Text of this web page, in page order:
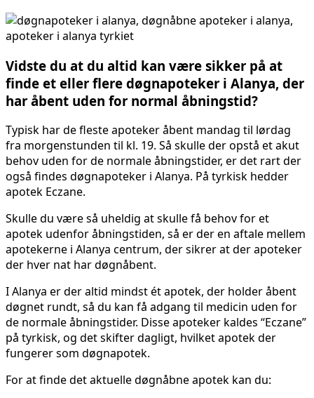
Vidste du at du altid kan være sikker på at
finde et eller flere døgnapoteker i Alanya, der
har åbent uden for normal åbningstid?
Typisk har de fleste apoteker åbent mandag til lørdag
fra morgenstunden til kl. 19. Så skulle der opstå et akut
behov uden for de normale åbningstider, er det rart der
også findes døgnapoteker i Alanya. På tyrkisk hedder
apotek Eczane.
Skulle du være så uheldig at skulle få behov for et
apotek udenfor åbningstiden, så er der en aftale mellem
apotekerne i Alanya centrum, der sikrer at der apoteker
der hver nat har døgnåbent.
I Alanya er der altid mindst ét apotek, der holder åbent
døgnet rundt, så du kan få adgang til medicin uden for
de normale åbningstider. Disse apoteker kaldes “Eczane”
på tyrkisk, og det skifter dagligt, hvilket apotek der
fungerer som døgnapotek.
For at finde det aktuelle døgnåbne apotek kan du: